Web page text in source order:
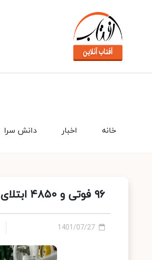
دانش سرا اخبار خانه
۹۶ فوتی و ۴۸۵۰ ابتلای جدید کرونا در کشور
1401/07/27